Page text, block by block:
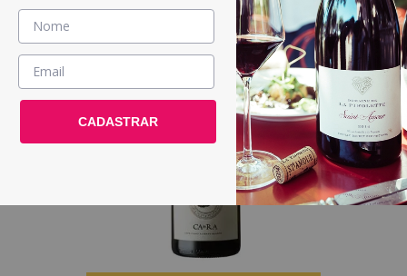
Vinhos >
País / Região >
Le Club >CADASTRAR